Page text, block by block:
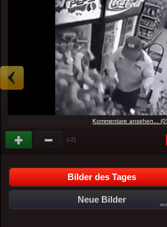
Kommentare ansehen... (0)
(-2)
Bilder des Tages
Neue Bilder